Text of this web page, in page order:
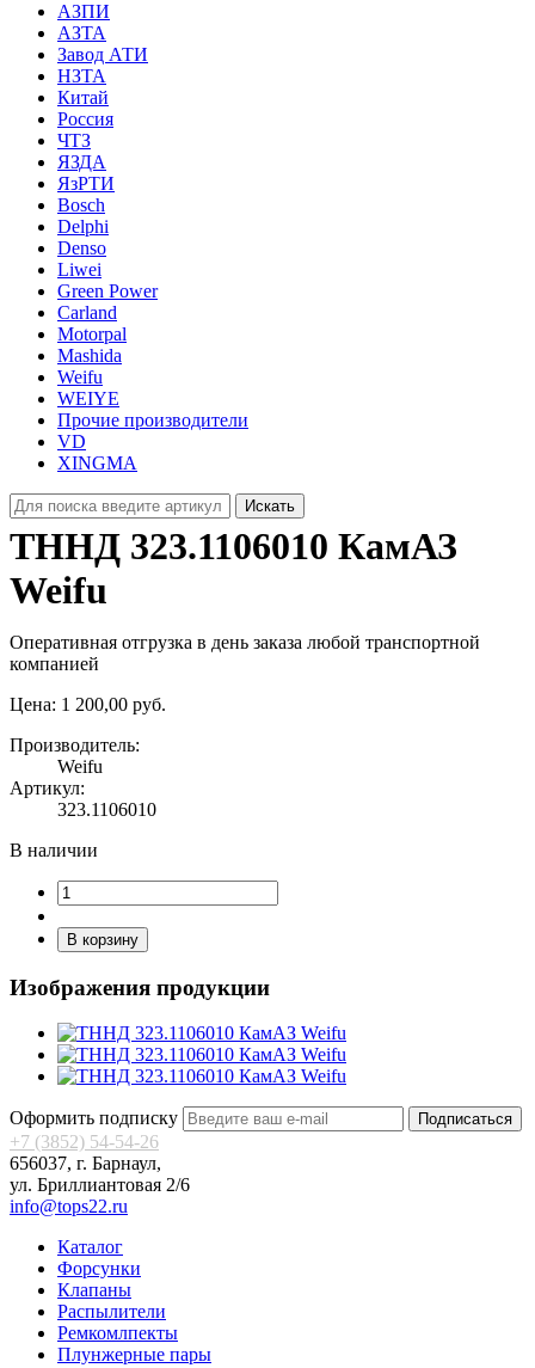
АЗПИ
АЗТА
Завод АТИ
НЗТА
Китай
Россия
ЧТЗ
ЯЗДА
ЯзРТИ
Bosch
Delphi
Denso
Liwei
Green Power
Carland
Motorpal
Mashida
Weifu
WEIYE
Прочие производители
VD
XINGMA
Искать
ТННД 323.1106010 КамАЗ
Weifu
Оперативная отгрузка в день заказа любой транспортной
компанией
Цена: 1 200,00 руб.
Производитель:
Weifu
Артикул:
323.1106010
В наличии
В корзину
Изображения продукции
Оформить подписку Подписаться
+7 (3852) 54-54-26
656037, г. Барнаул,
ул. Бриллиантовая 2/6
info@tops22.ru
Каталог
Форсунки
Клапаны
Распылители
Ремкомлпекты
Плунжерные пары